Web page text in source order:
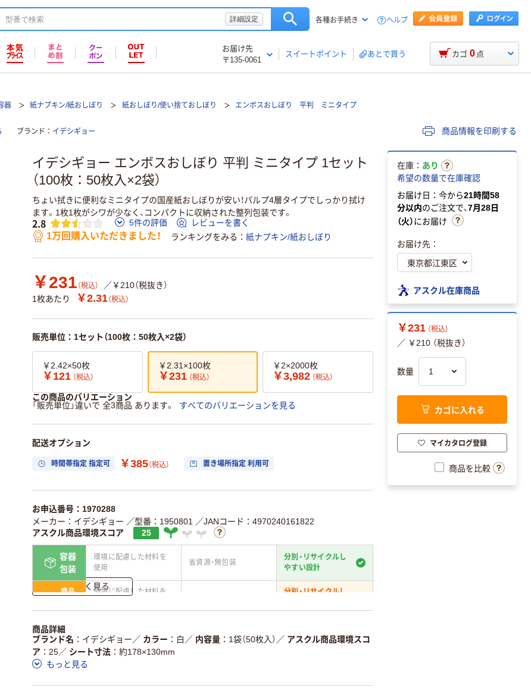
詳細設定 各種お手続き ヘルプ
お届け先
〒135-0061
スイートポイント あとで買う カゴ 0 点
器 紙ナプキン/紙おしぼり 紙おしぼり/使い捨ておしぼり エンボスおしぼり 平判 ミニタイプ
ブランド イデシギョー 商品情報を印刷する
イデシギョー エンボスおしぼり 平判 ミニタイプ 1セット
（100枚：50枚入×2袋）
ちょい拭きに便利なミニタイプの国産紙おしぼりが安い！パルプ4層タイプでしっかり拭け
ます。1枚1枚がシワが少なく、コンパクトに収納された整列包装です。
2.8 5件の評価 レビューを書く
1万回購入いただきました！ ランキングをみる 紙ナプキン/紙おしぼり
￥231 （税込）
／￥210（税抜き）
1枚あたり
￥2.31（税込）
販売単位：1セット（100枚：50枚入×2袋）
￥2.42×50枚
￥121 （税込）
￥2.31×100枚
￥231 （税込）
￥2×2000枚
￥3,982 （税込）
この商品のバリエーション
「販売単位」違いで 全3商品 あります。
すべてのバリエーションを見る
配送オプション
時間帯指定 指定可 ￥385（税込） 置き場所指定 利用可
お申込番号：1970288
メーカー：イデシギョー ／型番：1950801
／JANコード：4970240161822
アスクル商品環境スコア
25
容器
包装
環境に配慮した材料を
使用
省資源・無包装
分別・リサイクルし
やすい設計
商品
環境に配慮した材料を
分別・リサイクルし
仕組
ある
ている
削減
この商品の環境配慮ポイントです。詳しくはページ下部の商品詳細「
ア詳細／加点項目
詳しく見る
商品詳細
ブランド名
イデシギョー ／ カラー 白 ／ 内容量 1袋（50枚入） ／ アスクル商品環境スコ
ア
25／ シート寸法
約178×130mm
もっと見る
在庫： あり
希望の数量で在庫確認
お届け日：今から21時間58
分以内のご注文で、7月28日
（火）にお届け
お届け先：
アスクル在庫商品
￥231 （税込）
／ ￥210 （税抜き）
数量
カゴに入れる
マイカタログ登録
商品を比較